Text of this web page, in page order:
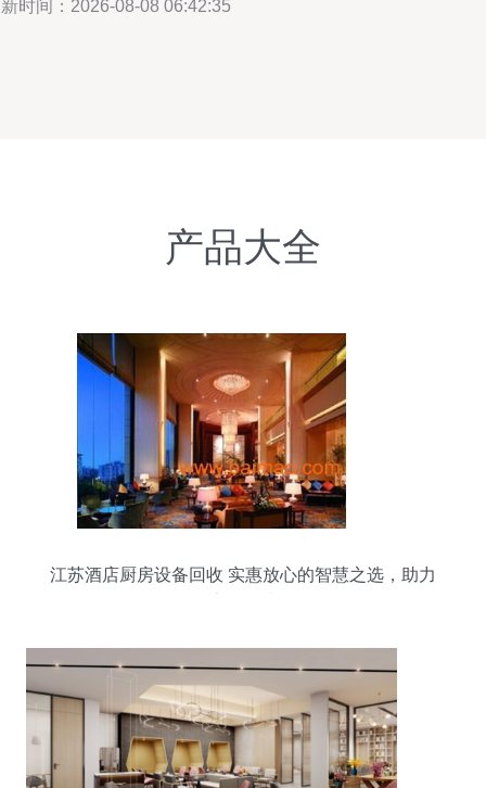
时间：2026-08-08 06:42:35
产品大全
江苏酒店厨房设备回收 实惠放心的智慧之选，助力